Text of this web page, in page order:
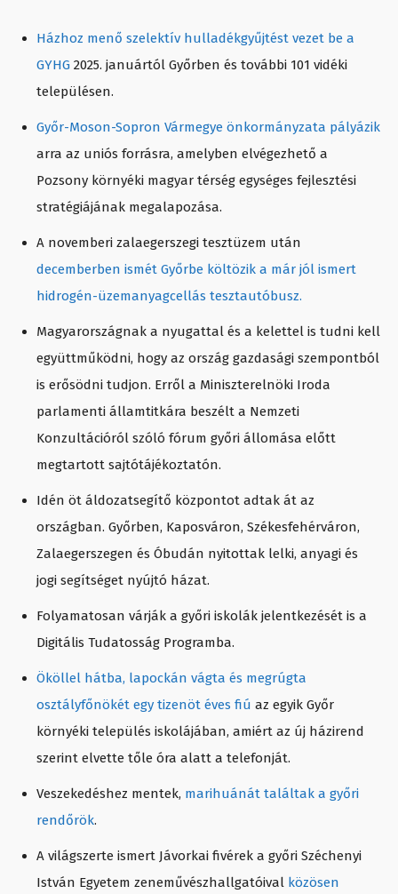
Házhoz menő szelektív hulladékgyűjtést vezet be a
GYHG 2025. januártól Győrben és további 101 vidéki
településen.
Győr-Moson-Sopron Vármegye önkormányzata pályázik
arra az uniós forrásra, amelyben elvégezhető a
Pozsony környéki magyar térség egységes fejlesztési
stratégiájának megalapozása.
A novemberi zalaegerszegi tesztüzem után
decemberben ismét Győrbe költözik a már jól ismert
hidrogén-üzemanyagcellás tesztautóbusz.
Magyarországnak a nyugattal és a kelettel is tudni kell
együttműködni, hogy az ország gazdasági szempontból
is erősödni tudjon. Erről a Miniszterelnöki Iroda
parlamenti államtitkára beszélt a Nemzeti
Konzultációról szóló fórum győri állomása előtt
megtartott sajtótájékoztatón.
Idén öt áldozatsegítő központot adtak át az
országban. Győrben, Kaposváron, Székesfehérváron,
Zalaegerszegen és Óbudán nyitottak lelki, anyagi és
jogi segítséget nyújtó házat.
Folyamatosan várják a győri iskolák jelentkezését is a
Digitális Tudatosság Programba.
Ököllel hátba, lapockán vágta és megrúgta
osztályfőnökét egy tizenöt éves fiú az egyik Győr
környéki település iskolájában, amiért az új házirend
szerint elvette tőle óra alatt a telefonját.
Veszekedéshez mentek, marihuánát találtak a győri
rendőrök.
A világszerte ismert Jávorkai fivérek a győri Széchenyi
István Egyetem zeneművészhallgatóival közösen